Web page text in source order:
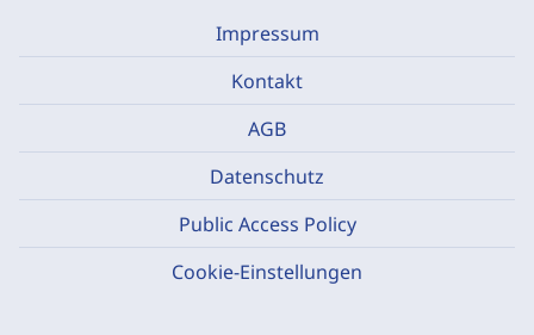
Impressum
Kontakt
AGB
Datenschutz
Public Access Policy
Cookie-Einstellungen